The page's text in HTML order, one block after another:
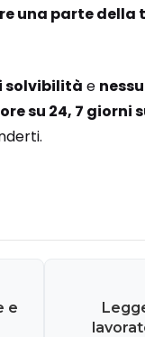
una parte della
solvibilità e
su 24, 7 giorni
e